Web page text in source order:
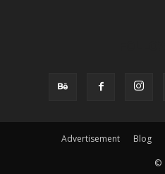
Advertisement Blog
©